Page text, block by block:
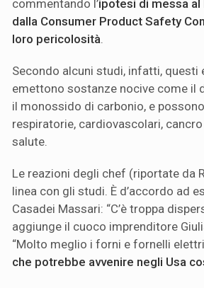
commentando l’ipotesi di messa
dalla Consumer Product Safety
loro pericolosità.
Secondo alcuni studi, infatti,
emettono sostanze nocive come il
il monossido di carbonio, e
respiratorie, cardiovascolari,
salute.
Le reazioni degli chef (riportate da
linea con gli studi. È d’accordo ad
Casadei Massari: “C’è troppa
aggiunge il cuoco imprenditore
“Molto meglio i forni e fornelli
che potrebbe avvenire negli Usa